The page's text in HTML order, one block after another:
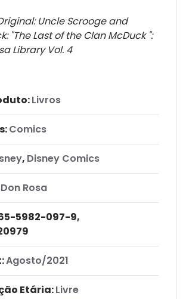
Uncle Scrooge and
"The Last of the Clan McDuck ":
Library Vol. 4
Livros
Comics
, Disney Comics
Don Rosa
5982-097-9,
Agosto/2021
Etária:Livre